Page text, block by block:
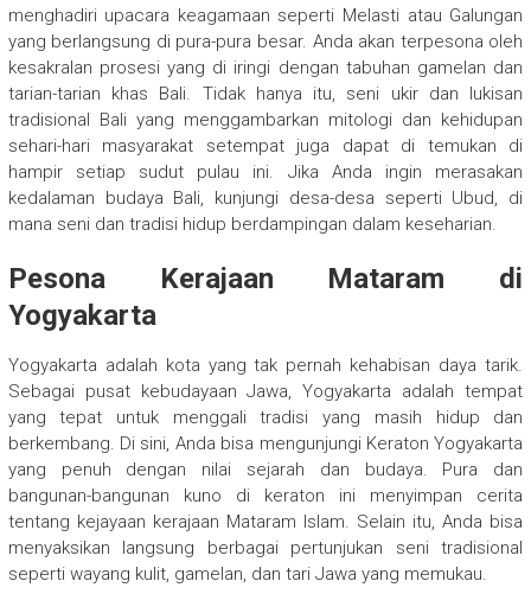
menghadiri upacara keagamaan seperti Melasti atau Galungan
yang berlangsung di pura-pura besar. Anda akan terpesona oleh
kesakralan prosesi yang di iringi dengan tabuhan gamelan dan
tarian-tarian khas Bali. Tidak hanya itu, seni ukir dan lukisan
tradisional Bali yang menggambarkan mitologi dan kehidupan
sehari-hari masyarakat setempat juga dapat di temukan di
hampir setiap sudut pulau ini. Jika Anda ingin merasakan
kedalaman budaya Bali, kunjungi desa-desa seperti Ubud, di
mana seni dan tradisi hidup berdampingan dalam keseharian.
Pesona Kerajaan Mataram di
Yogyakarta
Yogyakarta adalah kota yang tak pernah kehabisan daya tarik.
Sebagai pusat kebudayaan Jawa, Yogyakarta adalah tempat
yang tepat untuk menggali tradisi yang masih hidup dan
berkembang. Di sini, Anda bisa mengunjungi Keraton Yogyakarta
yang penuh dengan nilai sejarah dan budaya. Pura dan
bangunan-bangunan kuno di keraton ini menyimpan cerita
tentang kejayaan kerajaan Mataram Islam. Selain itu, Anda bisa
menyaksikan langsung berbagai pertunjukan seni tradisional
seperti wayang kulit, gamelan, dan tari Jawa yang memukau.